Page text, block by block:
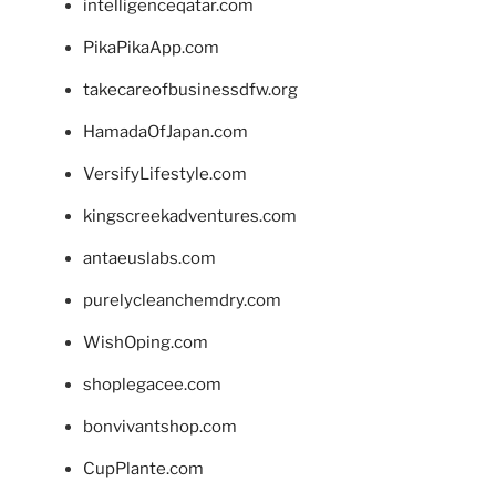
intelligenceqatar.com
PikaPikaApp.com
takecareofbusinessdfw.org
HamadaOfJapan.com
VersifyLifestyle.com
kingscreekadventures.com
antaeuslabs.com
purelycleanchemdry.com
WishOping.com
shoplegacee.com
bonvivantshop.com
CupPlante.com